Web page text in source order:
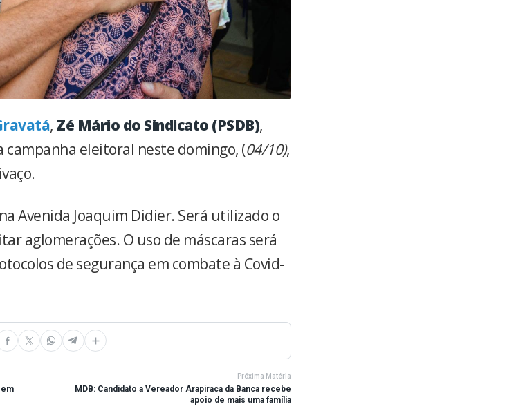
, Zé Mário do Sindicato (PSDB),
eleitoral neste domingo, (04/10),
Avenida Joaquim Didier. Será utilizado o
aglomerações. O uso de máscaras será
de segurança em combate à Covid-
Próxima Matéria
MDB: Candidato a Vereador Arapiraca da Banca recebe
apoio de mais uma família